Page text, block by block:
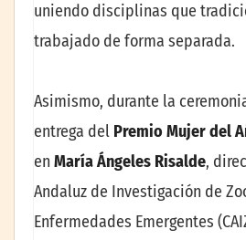
uniendo disciplinas que
trabajado de forma separada.
Asimismo, durante la
entrega del Premio Mujer del
en María Ángeles Risalde,
Andaluz de Investigación de
Enfermedades Emergentes